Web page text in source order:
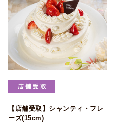
【店舗受取】シャンティ・フレ
ーズ(15cm)